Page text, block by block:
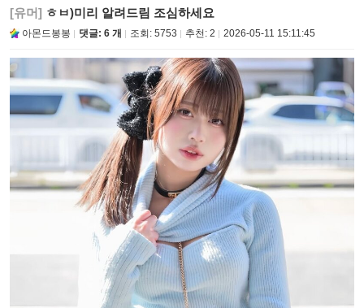
[유머] ㅎㅂ)미리 알려드림 조심하세요
아몬드봉봉 댓글: 6 개 조회: 5753 추천: 2 2026-05-11 15:11:45